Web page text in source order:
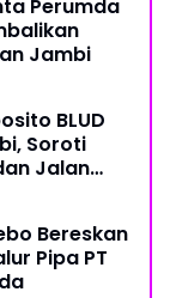
Perumda
Jambi
BLUD
Soroti
Jalan
Bereskan
Pipa PT